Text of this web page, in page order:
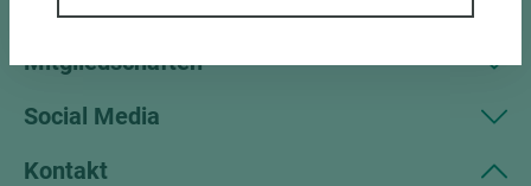
Mitgliedschaften
Social Media
Kontakt